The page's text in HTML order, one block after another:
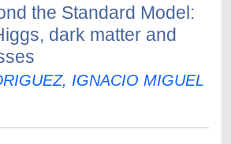
the Standard Model:
dark matter and
IGNACIO MIGUEL